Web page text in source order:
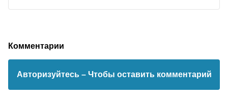
Комментарии
Авторизуйтесь – Чтобы оставить комментарий